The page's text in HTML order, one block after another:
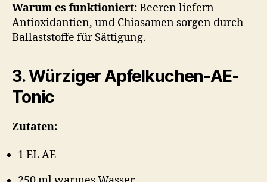
Warum es funktioniert:Beeren liefern
Antioxidantien, und Chiasamen sorgen durch
Ballaststoffe für Sättigung.
3. Würziger Apfelkuchen-AE-
Tonic
Zutaten:
1 EL AE